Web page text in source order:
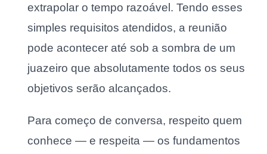
extrapolar o tempo razoável. Tendo esses
simples requisitos atendidos, a reunião
pode acontecer até sob a sombra de um
juazeiro que absolutamente todos os seus
objetivos serão alcançados.
Para começo de conversa, respeito quem
conhece — e respeita — os fundamentos